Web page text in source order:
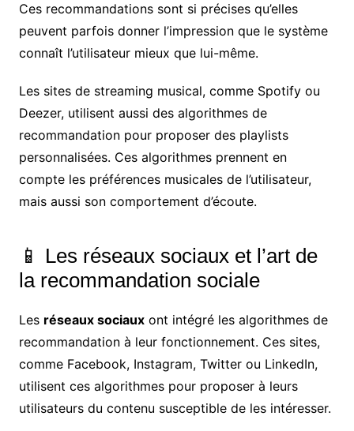
Ces recommandations sont si précises qu’elles
peuvent parfois donner l’impression que le système
connaît l’utilisateur mieux que lui-même.
Les sites de streaming musical, comme Spotify ou
Deezer, utilisent aussi des algorithmes de
recommandation pour proposer des playlists
personnalisées. Ces algorithmes prennent en
compte les préférences musicales de l’utilisateur,
mais aussi son comportement d’écoute.
📱 Les réseaux sociaux et l’art de
la recommandation sociale
Les réseaux sociauxont intégré les algorithmes de
recommandation à leur fonctionnement. Ces sites,
comme Facebook, Instagram, Twitter ou LinkedIn,
utilisent ces algorithmes pour proposer à leurs
utilisateurs du contenu susceptible de les intéresser.